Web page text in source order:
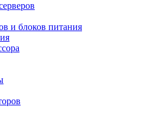
и блоков питания